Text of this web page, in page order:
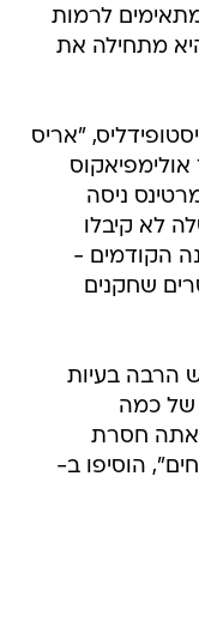
לרמות
מתחילה את
"אריס
ניסה
שלה לא קיבלו
הקודמים -
שחקנים
הרבה בעיות
של כמה
חסרת
הוסיפו ב-